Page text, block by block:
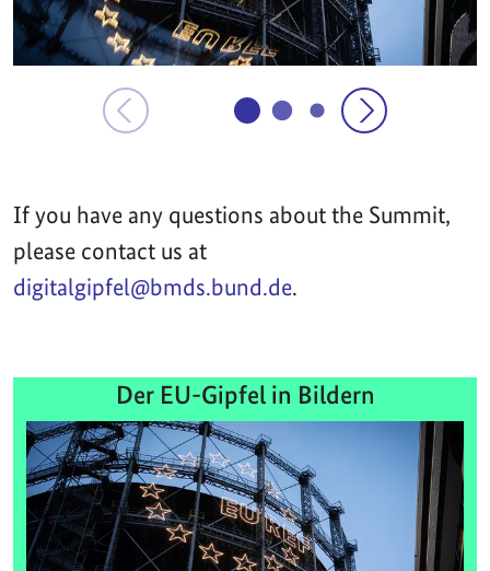
If you have any questions about the Summit,
please contact us at
digitalgipfel@bmds.bund.de.
Der EU-Gipfel in Bildern